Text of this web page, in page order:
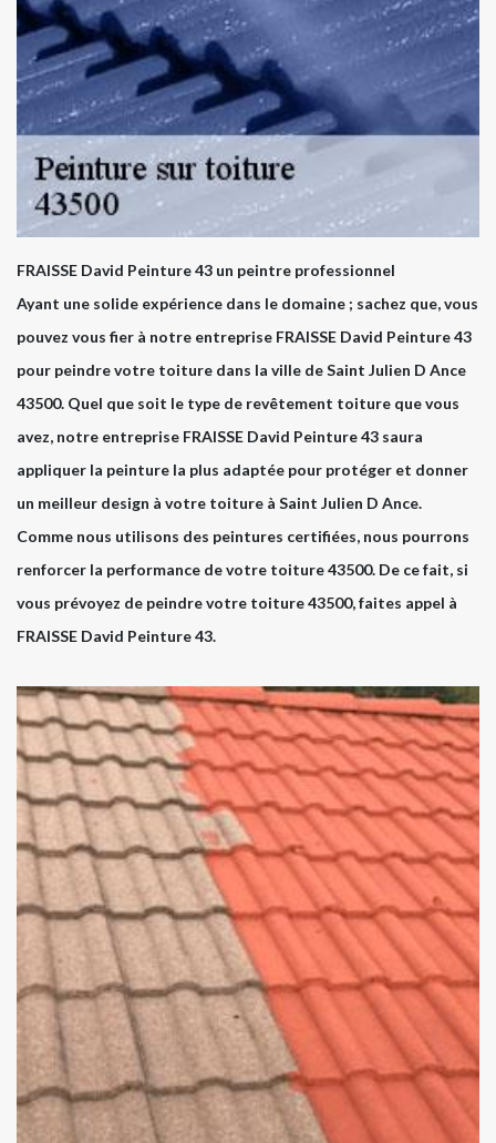
FRAISSE David Peinture 43 un peintre professionnel
Ayant une solide expérience dans le domaine ; sachez que, vous
pouvez vous fier à notre entreprise FRAISSE David Peinture 43
pour peindre votre toiture dans la ville de Saint Julien D Ance
43500. Quel que soit le type de revêtement toiture que vous
avez, notre entreprise FRAISSE David Peinture 43 saura
appliquer la peinture la plus adaptée pour protéger et donner
un meilleur design à votre toiture à Saint Julien D Ance.
Comme nous utilisons des peintures certifiées, nous pourrons
renforcer la performance de votre toiture 43500. De ce fait, si
vous prévoyez de peindre votre toiture 43500, faites appel à
FRAISSE David Peinture 43.